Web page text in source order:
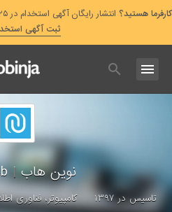
کارفرما هستید؟ انتشار رایگان آگهی استخدام در ۲۵ استان و ۲۶ دسته‌بندی شغلی
ثبت آگهی
نوین هاب|
Novinhub
تاسیس در ۱۳۹۷ کامپیوتر، فناوری